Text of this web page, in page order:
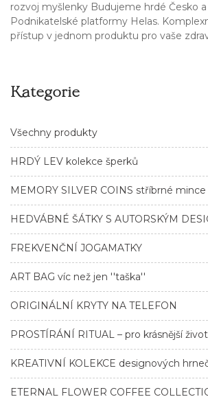
Kategorie
Všechny produkty
HRDÝ LEV kolekce šperků
MEMORY SILVER COINS stříbrné mince
HEDVÁBNÉ ŠÁTKY S AUTORSKÝM
FREKVENČNÍ JOGAMATKY
ART BAG víc než jen ''taška''
ORIGINÁLNÍ KRYTY NA TELEFON
PROSTÍRÁNÍ RITUAL – pro krásnější život
KREATIVNÍ KOLEKCE designových
ETERNAL FLOWER COFFEE
rozvoj myšlenky Budujeme hrdé Česko
Podnikatelské platformy Helas.
přístup v jednom produktu pro vaše